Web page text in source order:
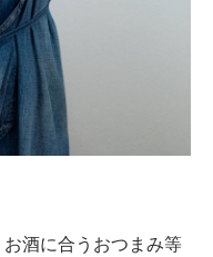
酒に合うおつまみ等